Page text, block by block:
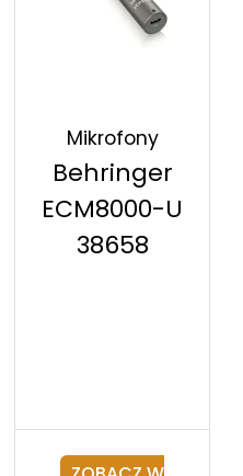
Mikrofony
Behringer
ECM8000-U
38658